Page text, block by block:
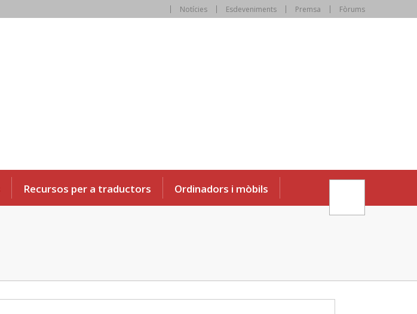
Notícies Esdeveniments Premsa Fòrums
Recursos per a traductors Ordinadors i mòbils